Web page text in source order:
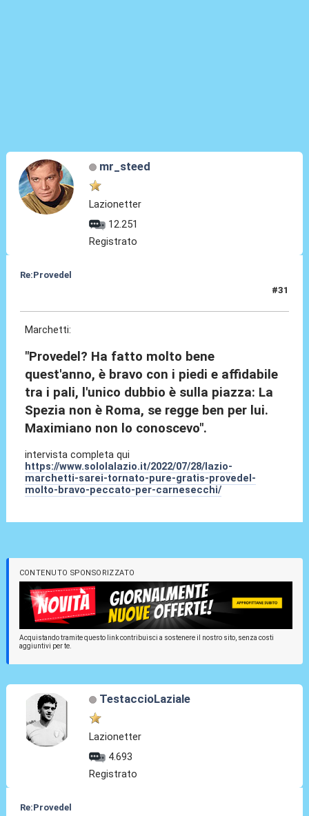
mr_steed
Lazionetter
12.251
Registrato
Re:Provedel
#31
Marchetti:
"Provedel? Ha fatto molto bene
quest'anno, è bravo con i piedi e affidabile
tra i pali, l'unico dubbio è sulla piazza: La
Spezia non è Roma, se regge ben per lui.
Maximiano non lo conoscevo".
intervista completa qui
https://www.sololalazio.it/2022/07/28/lazio-
marchetti-sarei-tornato-pure-gratis-provedel-
molto-bravo-peccato-per-carnesecchi/
CONTENUTO SPONSORIZZATO
Acquistando tramite questo link contribuisci a sostenere il nostro sito, senza costi
aggiuntivi per te.
TestaccioLaziale
Lazionetter
4.693
Registrato
Re:Provedel